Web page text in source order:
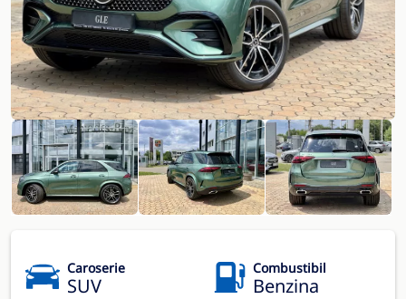
Caroserie
SUV
Combustibil
Benzina